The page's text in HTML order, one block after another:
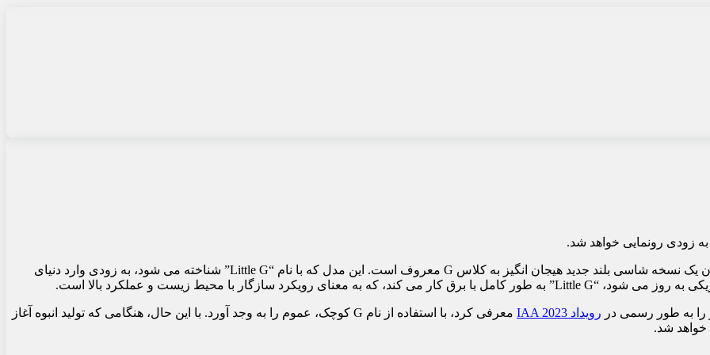
، مرسدس بنز در حال آماده شدن برای افزودن یک نسخه شاسی بلند جدید هیجان انگیز به کلاس G معروف است. این مدل که با نام “Little G” شناخته می شود، به زودی وارد دنیای
را به طور رسمی در رویداد IAA 2023
معرفی کرد، با استفاده از نام G کوچک، عموم را به وجد آورد. با این حال، هنگامی که تولید انبوه آغاز